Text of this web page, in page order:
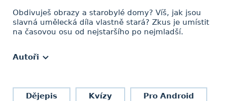
Obdivuješ obrazy a starobylé domy? Víš, jak jsou
slavná umělecká díla vlastně stará? Zkus je umístit
na časovou osu od nejstaršího po nejmladší.
Autoři
Dějepis Kvízy Pro Android